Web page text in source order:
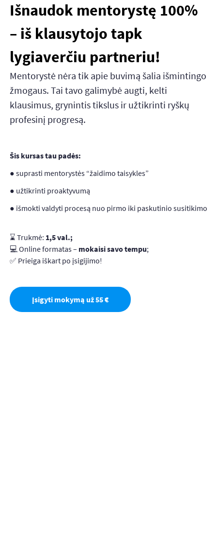
Išnaudok mentorystę 100%
– iš klausytojo tapk
lygiaverčiu partneriu!
Mentorystė nėra tik apie buvimą šalia išmintingo
žmogaus. Tai tavo galimybė augti, kelti
klausimus, grynintis tikslus ir užtikrinti ryškų
profesinį progresą.
Šis kursas tau padės:
● suprasti mentorystės “žaidimo taisykles”
● užtikrinti proaktyvumą
● išmokti valdyti procesą nuo pirmo iki paskutinio susitikimo
⌛ Trukmė: 1,5 val.;
💻 Online formatas – mokaisi savo tempu;
✅ Prieiga iškart po įsigijimo!
Įsigyti mokymą už 55 €